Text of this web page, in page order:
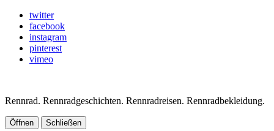
twitter
facebook
instagram
pinterest
vimeo
Rennrad. Rennradgeschichten. Rennradreisen. Rennradbekleidung.
Öffnen Schließen